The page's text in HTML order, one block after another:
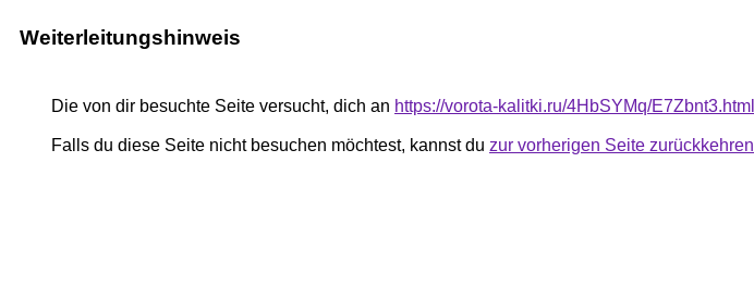
Weiterleitungshinweis
Die von dir besuchte Seite versucht, dich an https://vorota-kalitki.ru/4HbSYMq/E7Zbnt3.html
Falls du diese Seite nicht besuchen möchtest, kannst du zur vorherigen Seite zurückkehren